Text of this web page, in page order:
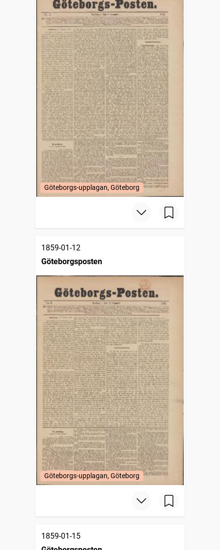
Göteborgs-upplagan, Göteborg
1859-01-12
Göteborgsposten
Göteborgs-upplagan, Göteborg
1859-01-15